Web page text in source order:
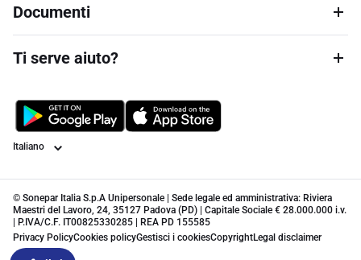
Documenti
Ti serve aiuto?
Lingua
© Sonepar Italia S.p.A Unipersonale | Sede legale ed amministrativa: Riviera
Maestri del Lavoro, 24, 35127 Padova (PD) | Capitale Sociale € 28.000.000 i.v.
| P.IVA/C.F. IT00825330285 | REA PD 155585
Privacy PolicyCookies policyGestisci i cookiesCopyrightLegal disclaimer